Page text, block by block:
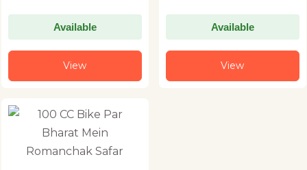
Available
View
Available
View